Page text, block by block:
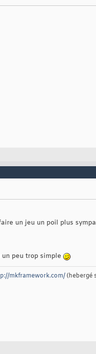
un jeu un poil plus
peu trop simple
mkframework.com/(hebergé